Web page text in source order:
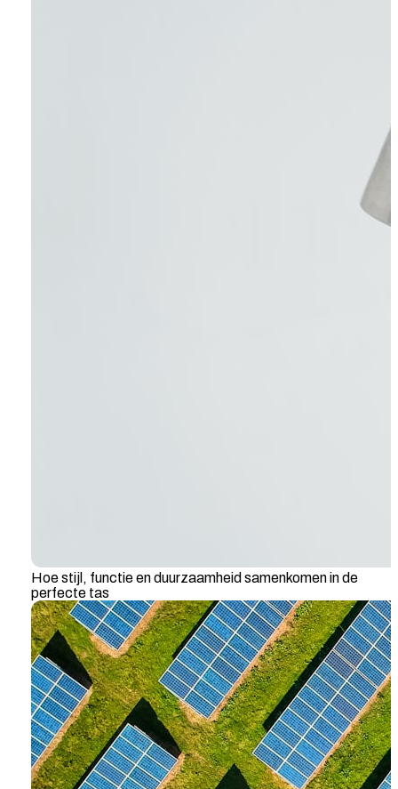
Hoe stijl, functie en duurzaamheid samenkomen in de
perfecte tas